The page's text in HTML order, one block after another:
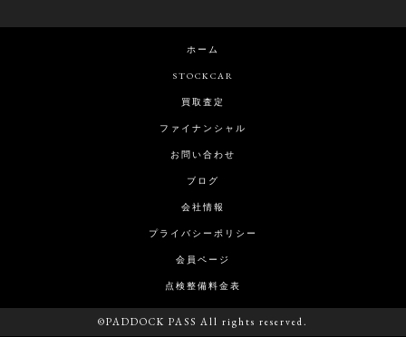
ホーム
STOCKCAR
買取査定
ファイナンシャル
お問い合わせ
ブログ
会社情報
プライバシーポリシー
会員ページ
点検整備料金表
©PADDOCK PASS All rights reserved.